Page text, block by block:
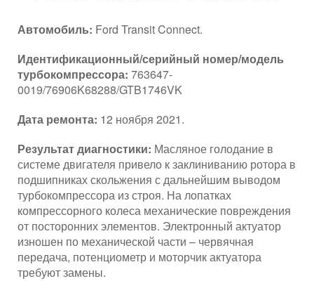
Автомобиль: Ford Transit Connect.
Идентификационный/серийный номер/модель
турбокомпрессора: 763647-
0019/76906K68288/GTB1746VK
Дата ремонта: 12 ноября 2021.
Результат диагностики: Масляное голодание в
системе двигателя привело к заклиниванию ротора в
подшипниках скольжения с дальнейшим выводом
турбокомпрессора из строя. На лопатках
компрессорного колеса механические повреждения
от посторонних элементов. Электронный актуатор
изношен по механической части – червячная
передача, потенциометр и моторчик актуатора
требуют замены.